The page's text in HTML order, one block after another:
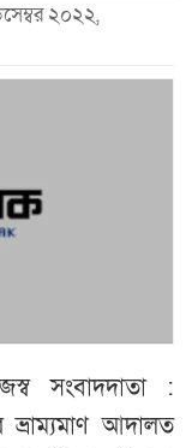
২০২২,
সংবাদদাতা :
আদালত